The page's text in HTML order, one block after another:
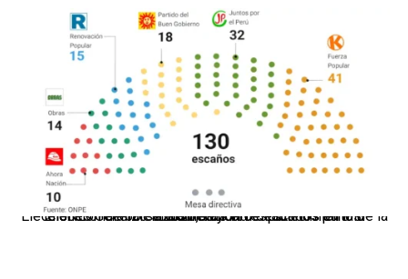
El JNE oficializó la distribución de escaños para la elección de 60 senadores y 130 diputados en las Elecciones Generales 2026, tras el restablecimiento de la Bicameralidad.